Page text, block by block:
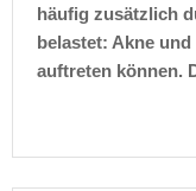
häufig zusätzlich
belastet: Akne
auftreten können.